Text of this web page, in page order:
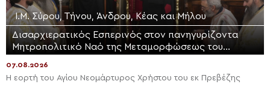
Ι.Μ. Σύρου, Τήνου, Άνδρου, Κέας και Μήλου
Δισαρχιερατικός Εσπερινός στον πανηγυρίζοντα
Μητροπολιτικό Ναό της Μεταμορφώσεως του
07.08.2026
Η εορτή του Αγίου Νεομάρτυρος Χρήστου του εκ Πρεβέζης